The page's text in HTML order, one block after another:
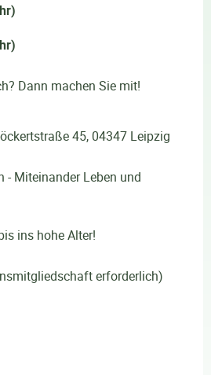
IM ÜBERBLICK
Dann machen Sie mit!
45, 04347 Leipzig
- Miteinander Leben und
ins hohe Alter!
erforderlich)